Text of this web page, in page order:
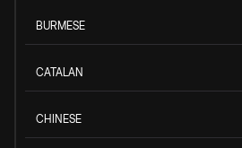
BURMESE
CATALAN
CHINESE